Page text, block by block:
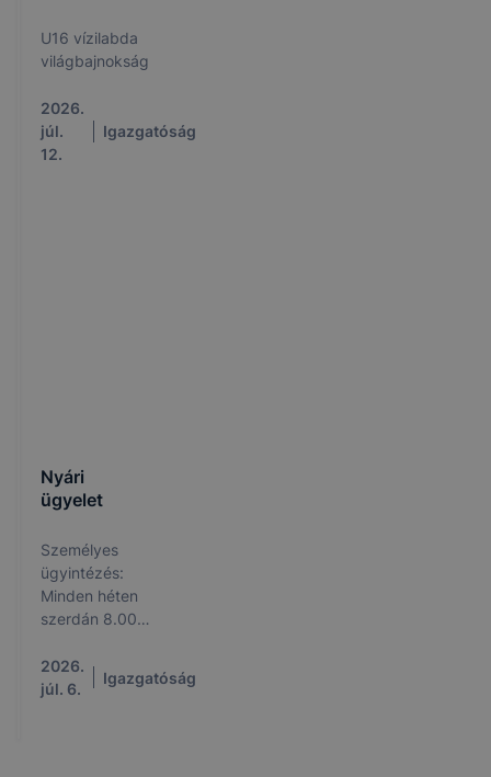
U16 vízilabda
világbajnokság
2026.
júl.
12.
Igazgatóság
Nyári
ügyelet
Személyes
ügyintézés:
Minden héten
szerdán 8.00
között
Iskolalátogatási
2026.
júl. 6.
Igazgatóság